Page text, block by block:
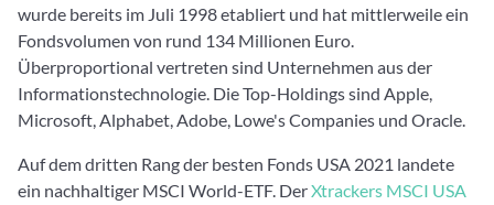
wurde bereits im Juli 1998 etabliert und hat mittlerweile ein
Fondsvolumen von rund 134 Millionen Euro.
Überproportional vertreten sind Unternehmen aus der
Informationstechnologie. Die Top-Holdings sind Apple,
Microsoft, Alphabet, Adobe, Lowe's Companies und Oracle.
Auf dem dritten Rang der besten Fonds USA 2021 landete
ein nachhaltiger MSCI World-ETF. DerXtrackers MSCI USA